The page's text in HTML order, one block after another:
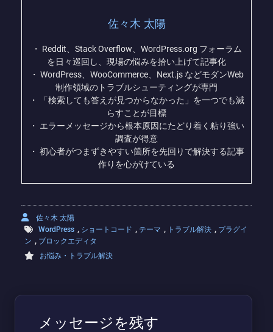
佐々木 太陽
・ Reddit、Stack Overflow、WordPress.org フォーラム
を日々巡回し、現場の悩みを拾い上げて記事化
・ WordPress、WooCommerce、Next.js などモダンWeb
制作領域のトラブルシューティングが専門
・ 「検索しても答えが見つからなかった」を一つでも減
らすことが目標
・ エラーメッセージから根本原因にたどり着く粘り強い
調査が得意
・ 初心者がつまずきやすい箇所を先回りで解決する記事
作りを心がけている
佐々木 太陽
WordPress , ショートコード , テーマ , トラブル解決 , プラグイ
ン , ブロックエディタ
お悩み・トラブル解決
メッセージを残す